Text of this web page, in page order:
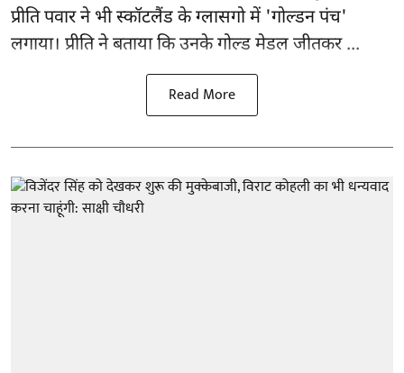
प्रीति पवार ने भी स्कॉटलैंड के ग्लासगो में 'गोल्डन पंच'
लगाया। प्रीति ने बताया कि उनके गोल्ड मेडल जीतकर ...
Read More